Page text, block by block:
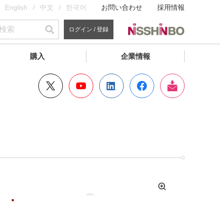
English 中文 한국어 お問い合わせ 採用情報
ログイン / 登録
購入 企業情報
拡